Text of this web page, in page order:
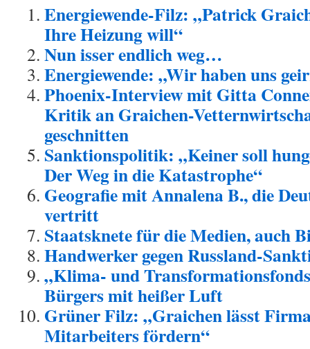
Energiewende-Filz: „Patrick
Ihre Heizung will“
Nun isser endlich weg…
Energiewende: „Wir haben uns
Phoenix-Interview mit Gitta
Kritik an Graichen-
geschnitten
Sanktionspolitik: „Keiner soll
Der Weg in die Katastrophe“
Geografie mit Annalena B., die
vertritt
Staatsknete für die Medien, auch
Handwerker gegen Russland-
„Klima- und
Bürgers mit heißer Luft
Grüner Filz: „Graichen lässt Firma
Mitarbeiters fördern“